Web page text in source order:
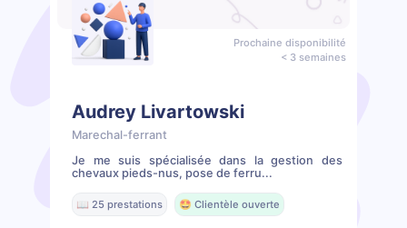
Prochaine disponibilité
< 3 semaines
Audrey Livartowski
Marechal-ferrant
Je me suis spécialisée dans la gestion des
chevaux pieds-nus, pose de ferru...
📖 25 prestations 🤩 Clientèle ouverte